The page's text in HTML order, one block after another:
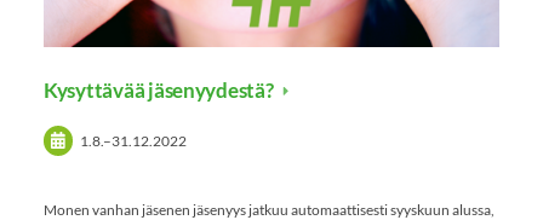
Kysyttävää jäsenyydestä?
1.8. –31.12.2022
Monen vanhan jäsenen jäsenyys jatkuu automaattisesti syyskuun alussa,